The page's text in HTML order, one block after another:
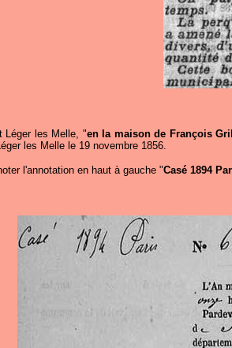
Léger les Melle, "en la maison de François
les Melle le 19 novembre 1856.
l'annotation en haut à gauche "Casé 1894